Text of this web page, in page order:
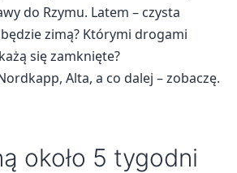
do Rzymu. Latem – czysta
zimą? Którymi drogami
się zamknięte?
Alta, a co dalej – zobaczę.
około 5 tygodni